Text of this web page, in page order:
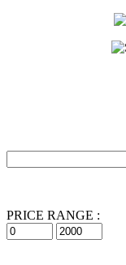
PRICE RANGE :